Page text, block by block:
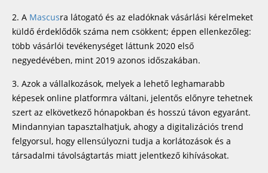
2. A Mascusra látogató és az eladóknak vásárlási kérelmeket
küldő érdeklődők száma nem csökkent; éppen ellenkezőleg:
több vásárlói tevékenységet láttunk 2020 első
negyedévében, mint 2019 azonos időszakában.
3. Azok a vállalkozások, melyek a lehető leghamarabb
képesek online platformra váltani, jelentős előnyre tehetnek
szert az elkövetkező hónapokban és hosszú távon egyaránt.
Mindannyian tapasztalhatjuk, ahogy a digitalizációs trend
felgyorsul, hogy ellensúlyozni tudja a korlátozások és a
társadalmi távolságtartás miatt jelentkező kihívásokat.